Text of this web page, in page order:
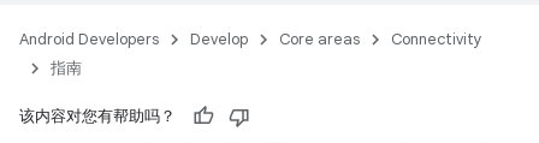
Android Developers Develop Core areas
Connectivity
指南
该内容对您有帮助吗？